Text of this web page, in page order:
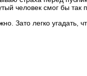
человек смог бы
Зато легко